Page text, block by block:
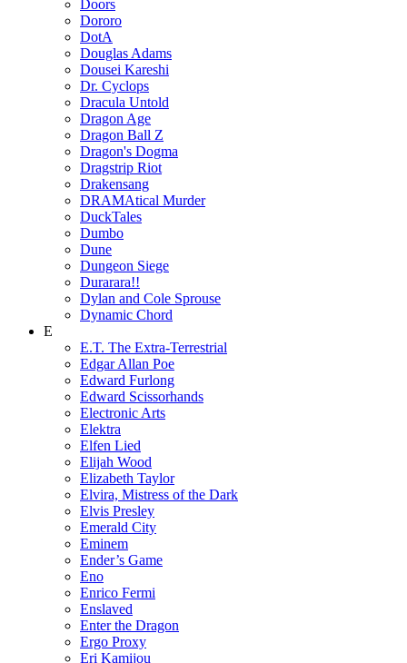
Doors
Dororo
DotA
Douglas Adams
Dousei Kareshi
Dr. Cyclops
Dracula Untold
Dragon Age
Dragon Ball Z
Dragon's Dogma
Dragstrip Riot
Drakensang
DRAMAtical Murder
DuckTales
Dumbo
Dune
Dungeon Siege
Durarara!!
Dylan and Cole Sprouse
Dynamic Chord
E
E.T. The Extra-Terrestrial
Edgar Allan Poe
Edward Furlong
Edward Scissorhands
Electronic Arts
Elektra
Elfen Lied
Elijah Wood
Elizabeth Taylor
Elvira, Mistress of the Dark
Elvis Presley
Emerald City
Eminem
Ender’s Game
Eno
Enrico Fermi
Enslaved
Enter the Dragon
Ergo Proxy
Eri Kamijou